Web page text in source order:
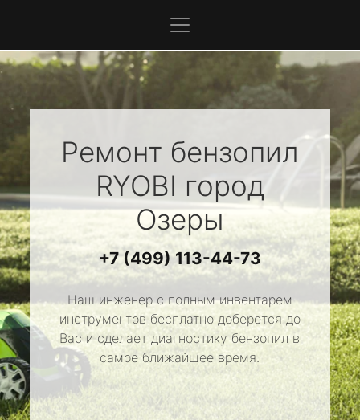
Ремонт бензопил
RYOBI город
Озеры
+7 (499) 113-44-73
Наш инженер с полным инвентарем
инструментов бесплатно доберется до
Вас и сделает диагностику бензопил в
самое ближайшее время.